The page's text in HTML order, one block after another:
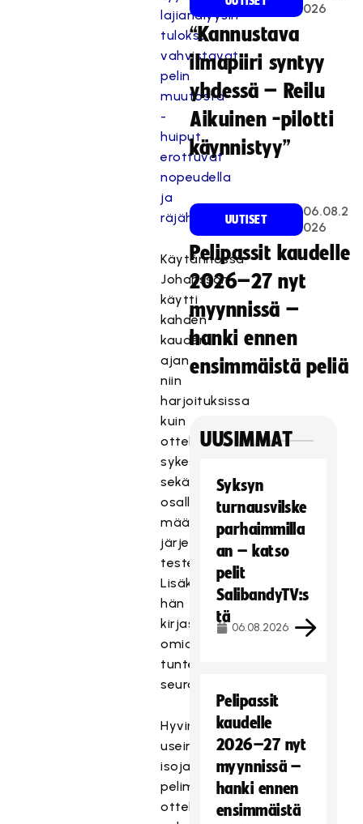
lajianalyysin
tulokset
vahvistavat
pelin
muutosta
-
huiput
erottuvat
nopeudella
ja
räjähtävyydellä
Käytännössä
Johansson
käytti
kahden
kauden
ajan
niin
harjoituksissa
kuin
otteluissa
sykesensoria
sekä
osallistui
määräajoin
järjestettyihin
testeihin.
Lisäksi
hän
kirjasi
omia
tuntemuksiaan
seurantatyökaluun.
Hyvin
usein
isoja
peliminuutteja
otteluissa
026
“Kannustava
ilmapiiri syntyy
yhdessä – Reilu
Aikuinen -pilotti
käynnistyy”
UUTISET
06.08.2
026
Pelipassit kaudelle
2026–27 nyt
myynnissä –
hanki ennen
ensimmäistä peliä
UUSIMMAT
Syksyn
turnausvilske
parhaimmilla
an – katso
pelit
SalibandyTV:s
tä
06.08.2026
Pelipassit
kaudelle
2026–27 nyt
myynnissä –
hanki ennen
ensimmäistä